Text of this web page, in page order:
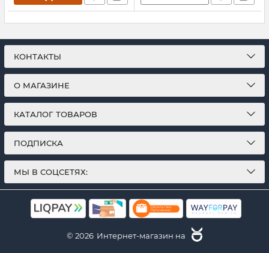
КОНТАКТЫ
О МАГАЗИНЕ
КАТАЛОГ ТОВАРОВ
ПОДПИСКА
МЫ В СОЦСЕТЯХ:
© 2026 Интернет-магазин на